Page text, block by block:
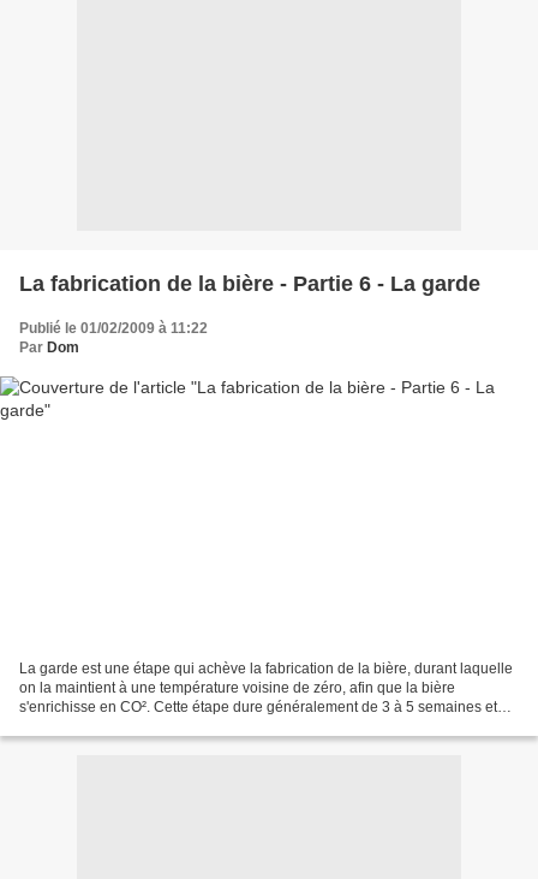
La fabrication de la bière - Partie 6 - La garde
Publié le 01/02/2009 à 11:22
Par Dom
La garde est une étape qui achève la fabrication de la bière, durant laquelle
on la maintient à une température voisine de zéro, afin que la bière
s'enrichisse en CO². Cette étape dure généralement de 3 à 5 semaines et